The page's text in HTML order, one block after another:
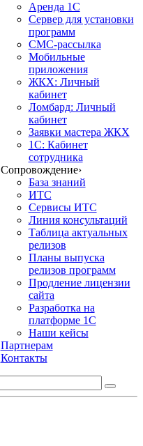
Аренда 1С
Сервер для установки
программ
СМС-рассылка
Мобильные
приложения
ЖКХ: Личный
кабинет
Ломбард: Личный
кабинет
Заявки мастера ЖКХ
1С: Кабинет
сотрудника
Сопровождение›
База знаний
ИТС
Сервисы ИТС
Линия консультаций
Таблица актуальных
релизов
Планы выпуска
релизов программ
Продление лицензии
сайта
Разработка на
платформе 1С
Наши кейсы
Партнерам
Контакты